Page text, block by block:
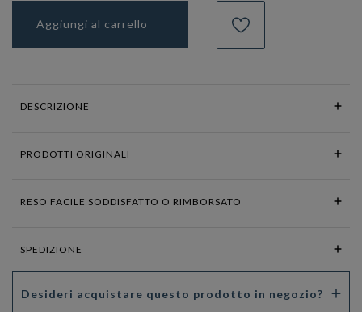
Aggiungi al carrello
DESCRIZIONE
PRODOTTI ORIGINALI
RESO FACILE SODDISFATTO O RIMBORSATO
SPEDIZIONE
Desideri acquistare questo prodotto in negozio?